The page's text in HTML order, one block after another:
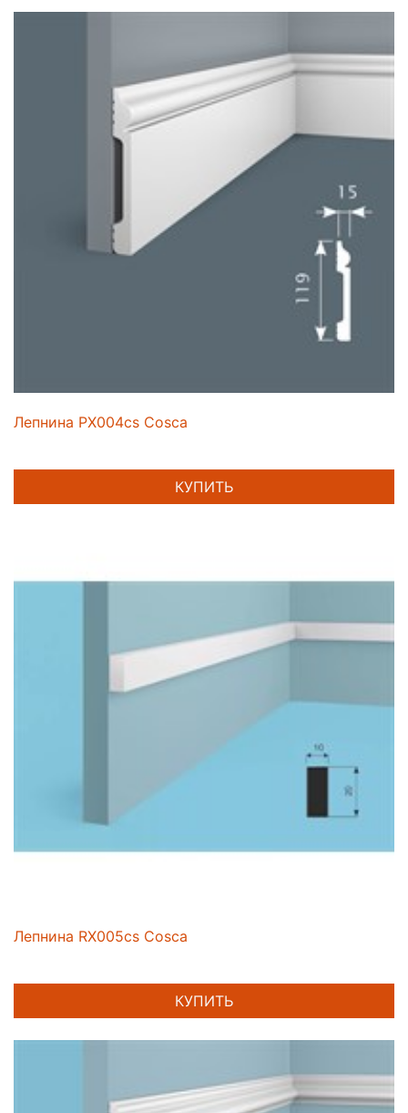
Лепнина PX004cs Cosca
КУПИТЬ
Лепнина RX005cs Cosca
КУПИТЬ